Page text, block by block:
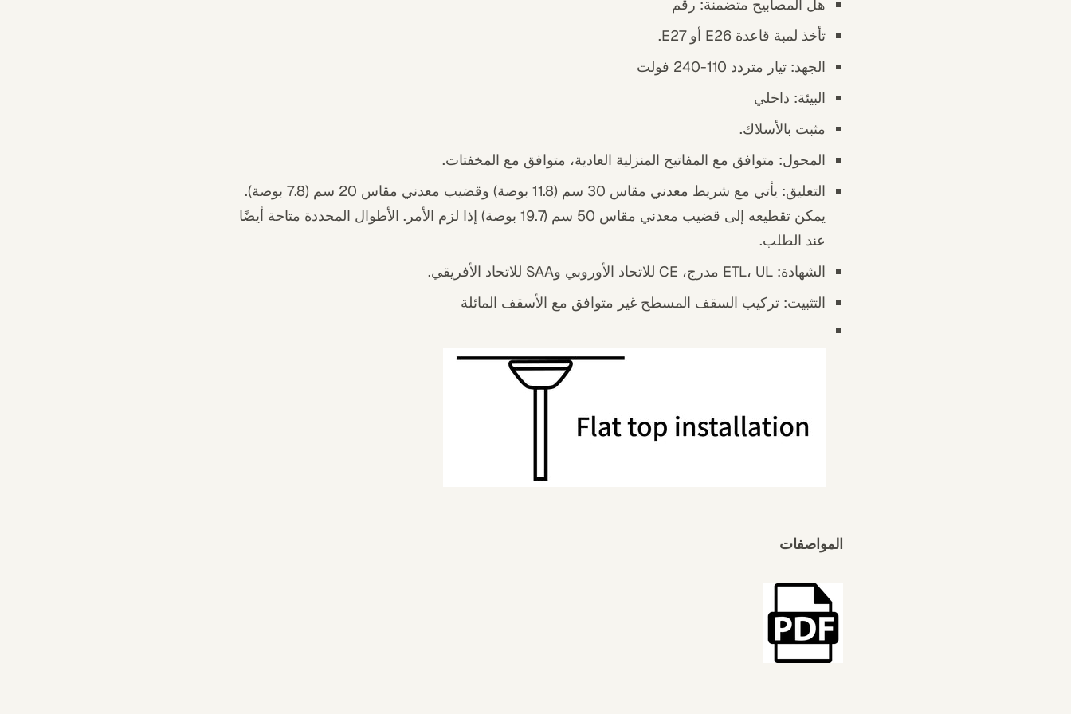
هل المصابيح متضمنة: رقم
تأخذ لمبة قاعدة E26 أو E27.
الجهد: تيار متردد 110-240 فولت
البيئة: داخلي
مثبت بالأسلاك.
المحول: متوافق مع المفاتيح المنزلية العادية، متوافق مع المخفتات.
التعليق: يأتي مع شريط معدني مقاس 30 سم (11.8 بوصة) وقضيب معدني مقاس 20 سم (7.8 بوصة).
يمكن تقطيعه إلى قضيب معدني مقاس 50 سم (19.7 بوصة) إذا لزم الأمر. الأطوال المحددة متاحة أيضًا
عند الطلب.
الشهادة: ETL، UL مدرج، CE للاتحاد الأوروبي وSAA للاتحاد الأفريقي.
التثبيت: تركيب السقف المسطح غير متوافق مع الأسقف المائلة
المواصفات